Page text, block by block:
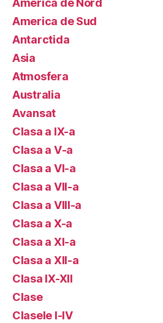
America de Nord
America de Sud
Antarctida
Asia
Atmosfera
Australia
Avansat
Clasa a IX-a
Clasa a V-a
Clasa a VI-a
Clasa a VII-a
Clasa a VIII-a
Clasa a X-a
Clasa a XI-a
Clasa a XII-a
Clasa IX-XII
Clase
Clasele I-IV